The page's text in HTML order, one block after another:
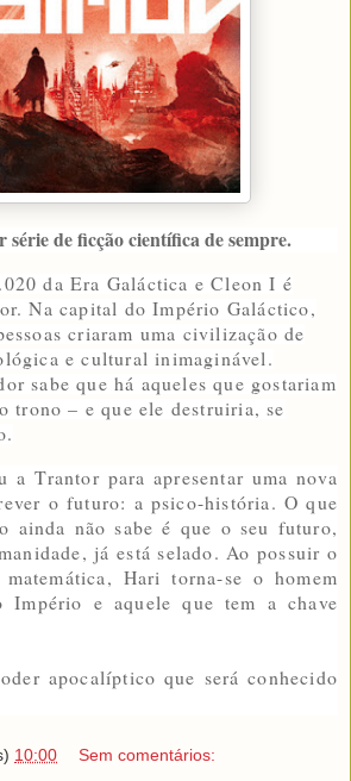
de ficção científica de sempre.
da Era Galáctica e Cleon I é
Na capital do Império Galáctico,
criaram uma civilização de
e cultural inimaginável.
sabe que há aqueles que gostariam
trono – e que ele destruiria, se
a Trantor para apresentar uma nova
o futuro: a psico-história. O que
ainda não sabe é que o seu futuro,
já está selado. Ao possuir o
Hari torna-se o homem
Império e aquele que tem a chave
apocalíptico que será conhecido
10:00 Sem comentários: